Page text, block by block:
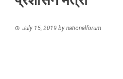
July 15, 2019 by nationalforum